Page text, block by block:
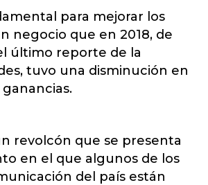
para mejorar los
negocio que en 2018, de
último reporte de la
tuvo una disminución en
revolcón que se presenta
en el que algunos de los
del país están